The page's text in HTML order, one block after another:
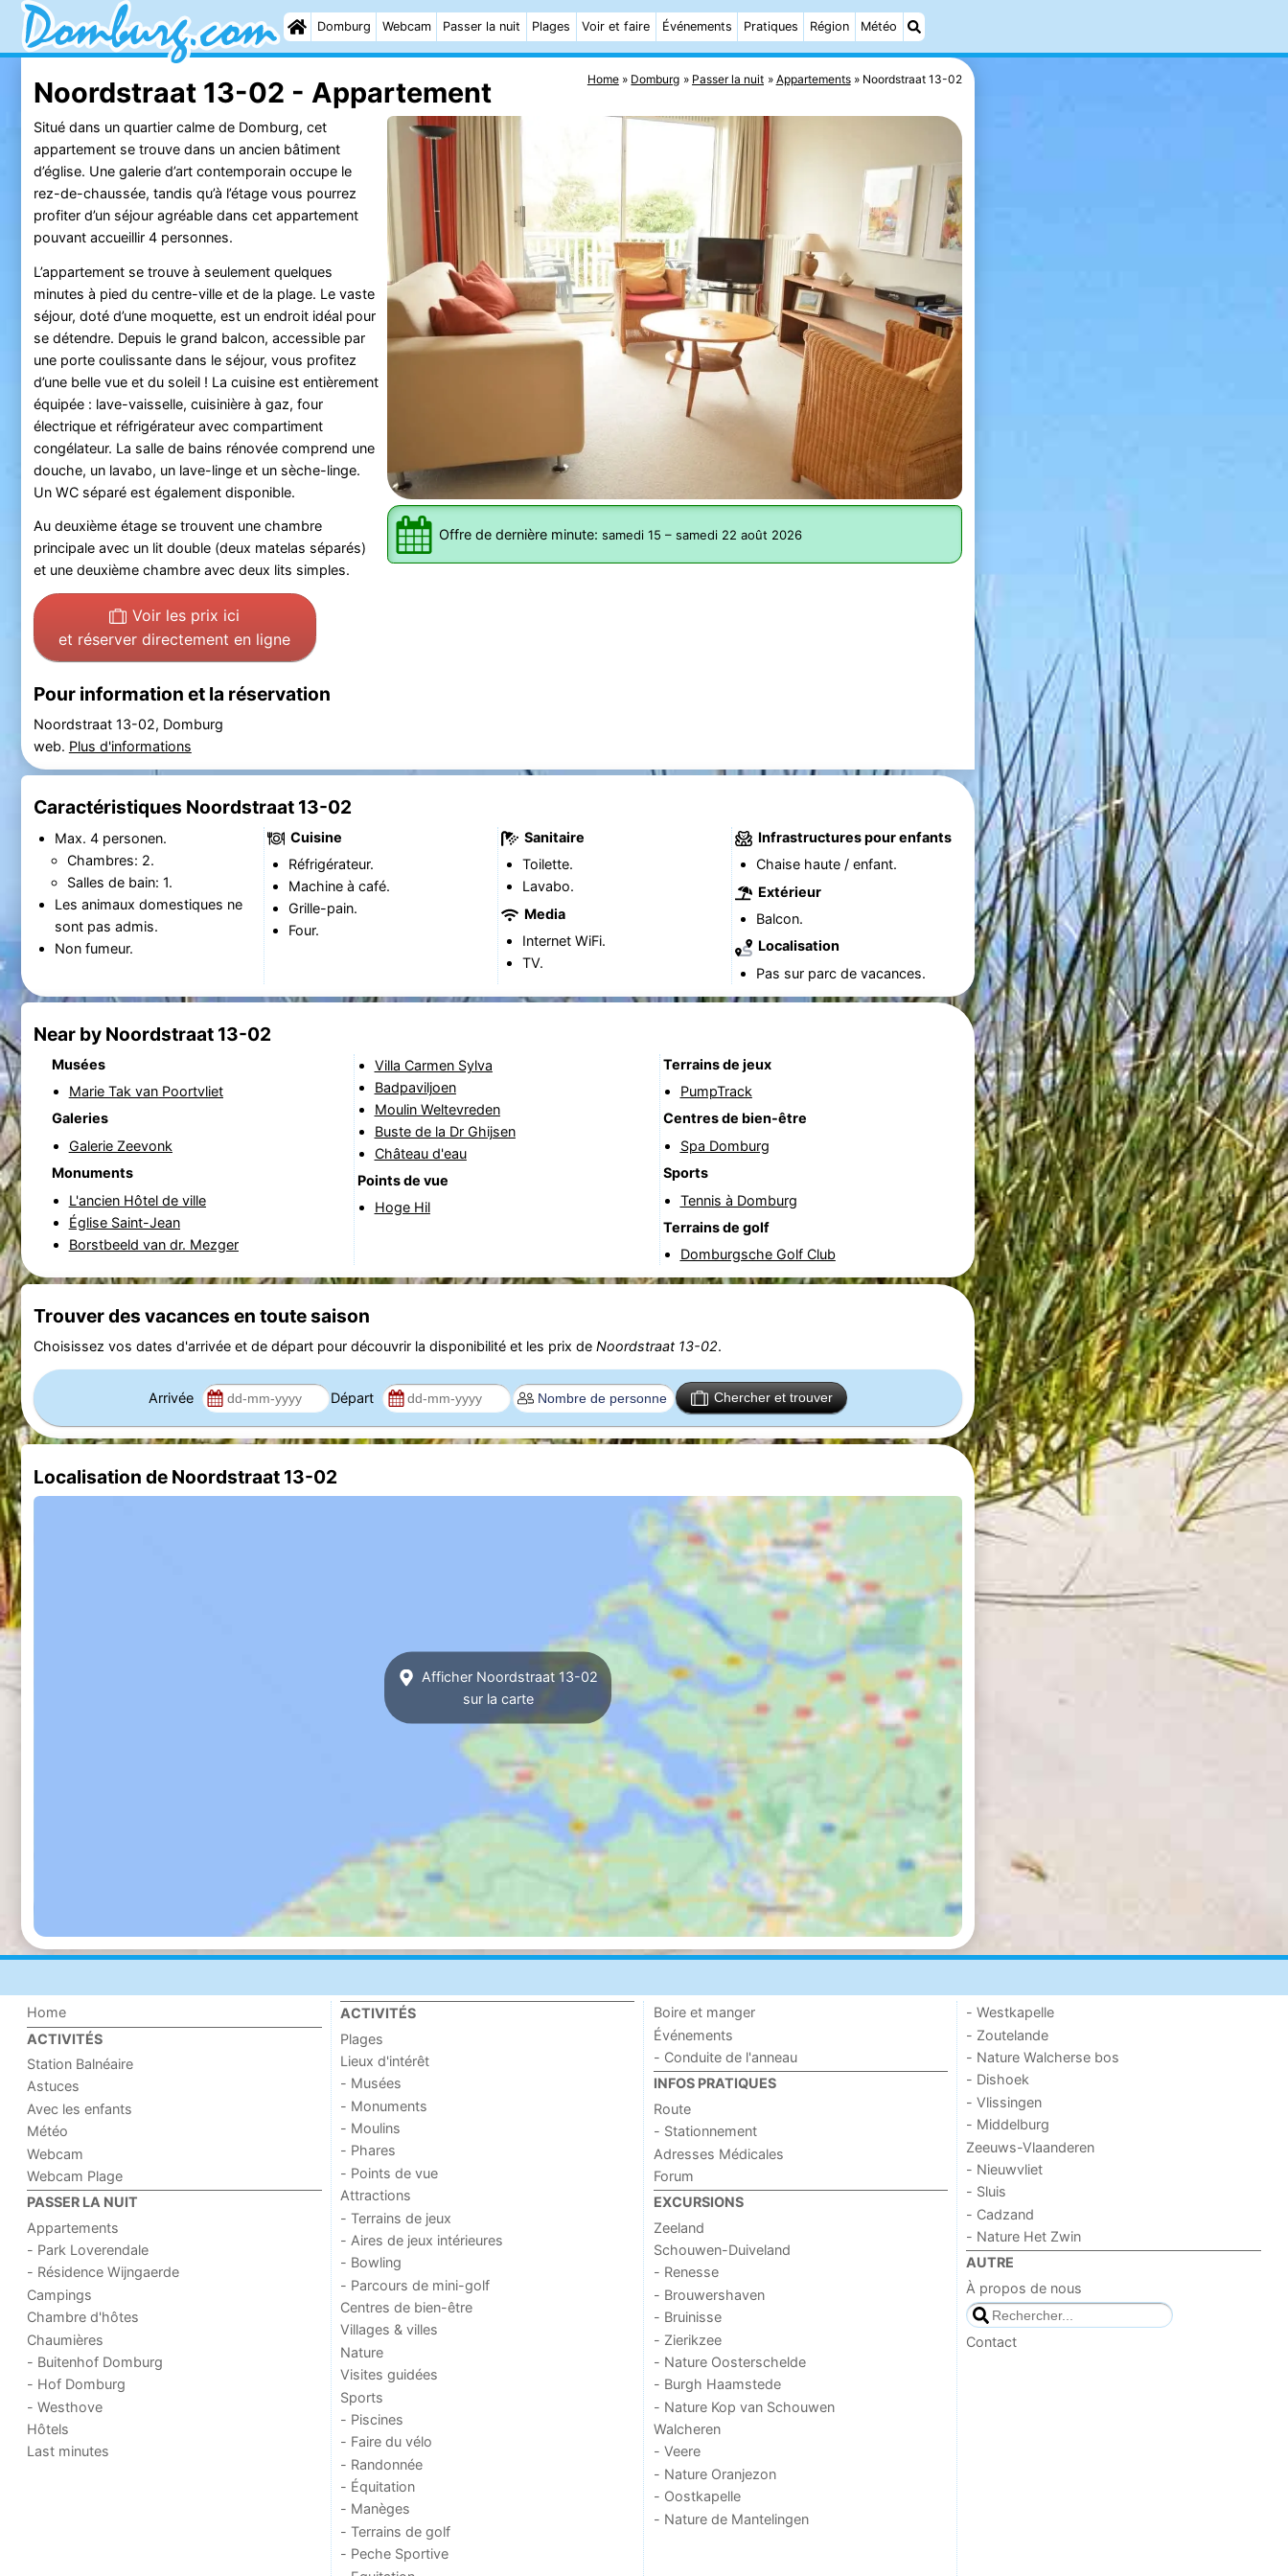
Domburg Webcam Passer la nuit Plages Voir et faire Événements Pratiques Région Météo
Home Domburg Passer la nuit Appartements Noordstraat 13-02
Noordstraat 13-02 - Appartement
Offre de dernière minute: samedi 15 – samedi 22 août 2026
Situé dans un quartier calme de Domburg, cet
appartement se trouve dans un ancien bâtiment
d’église. Une galerie d’art contemporain occupe le
rez-de-chaussée, tandis qu’à l’étage vous pourrez
profiter d’un séjour agréable dans cet appartement
pouvant accueillir 4 personnes.
L’appartement se trouve à seulement quelques
minutes à pied du centre-ville et de la plage. Le vaste
séjour, doté d’une moquette, est un endroit idéal pour
se détendre. Depuis le grand balcon, accessible par
une porte coulissante dans le séjour, vous profitez
d’une belle vue et du soleil ! La cuisine est entièrement
équipée : lave-vaisselle, cuisinière à gaz, four
électrique et réfrigérateur avec compartiment
congélateur. La salle de bains rénovée comprend une
douche, un lavabo, un lave-linge et un sèche-linge.
Un WC séparé est également disponible.
Au deuxième étage se trouvent une chambre
principale avec un lit double (deux matelas séparés)
et une deuxième chambre avec deux lits simples.
Voir les prix ici
et réserver directement en ligne
Pour information et la réservation
Noordstraat 13-02, Domburg
web. Plus d'informations
Caractéristiques Noordstraat 13-02
Max. 4 personen.
Chambres: 2.
Salles de bain: 1.
Les animaux domestiques ne
sont pas admis.
Non fumeur.
Cuisine
Réfrigérateur.
Machine à café.
Grille-pain.
Four.
Sanitaire
Toilette.
Lavabo.
Media
Internet WiFi.
TV.
Infrastructures pour enfants
Chaise haute / enfant.
Extérieur
Balcon.
Localisation
Pas sur parc de vacances.
Near by Noordstraat 13-02
Musées
Marie Tak van Poortvliet
Galeries
Galerie Zeevonk
Monuments
L'ancien Hôtel de ville
Église Saint-Jean
Borstbeeld van dr. Mezger
Villa Carmen Sylva
Badpaviljoen
Moulin Weltevreden
Buste de la Dr Ghijsen
Château d'eau
Points de vue
Hoge Hil
Terrains de jeux
PumpTrack
Centres de bien-être
Spa Domburg
Sports
Tennis à Domburg
Terrains de golf
Domburgsche Golf Club
Trouver des vacances en toute saison
Choisissez vos dates d'arrivée et de départ pour découvrir la disponibilité et les prix de Noordstraat 13-02.
Arrivée Départ Chercher et trouver
Localisation de Noordstraat 13-02
Afficher Noordstraat 13-02
sur la carte
Home
ACTIVITÉS
Station Balnéaire
Astuces
Avec les enfants
Météo
Webcam
Webcam Plage
PASSER LA NUIT
Appartements
- Park Loverendale
- Résidence Wijngaerde
Campings
Chambre d'hôtes
Chaumières
- Buitenhof Domburg
- Hof Domburg
- Westhove
Hôtels
Last minutes
ACTIVITÉS
Plages
Lieux d'intérêt
- Musées
- Monuments
- Moulins
- Phares
- Points de vue
Attractions
- Terrains de jeux
- Aires de jeux intérieures
- Bowling
- Parcours de mini-golf
Centres de bien-être
Villages & villes
Nature
Visites guidées
Sports
- Piscines
- Faire du vélo
- Randonnée
- Équitation
- Manèges
- Terrains de golf
- Peche Sportive
Boire et manger
Événements
- Conduite de l'anneau
INFOS PRATIQUES
Route
- Stationnement
Adresses Médicales
Forum
EXCURSIONS
Zeeland
Schouwen-Duiveland
- Renesse
- Brouwershaven
- Bruinisse
- Zierikzee
- Nature Oosterschelde
- Burgh Haamstede
- Nature Kop van Schouwen
Walcheren
- Veere
- Nature Oranjezon
- Oostkapelle
- Nature de Mantelingen
- Westkapelle
- Zoutelande
- Nature Walcherse bos
- Dishoek
- Vlissingen
- Middelburg
Zeeuws-Vlaanderen
- Nieuwvliet
- Sluis
- Cadzand
- Nature Het Zwin
AUTRE
À propos de nous
Contact